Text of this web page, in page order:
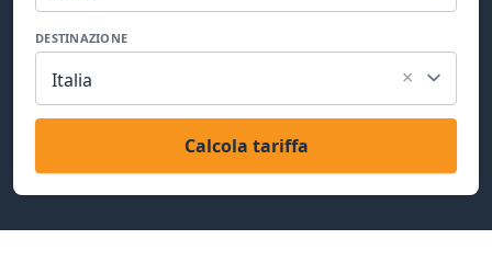
DESTINAZIONE
Italia ×
Calcola tariffa